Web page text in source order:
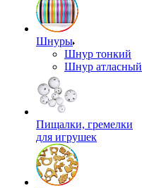
Шнуры
Шнур тонкий
Шнур атласный
Пищалки, гремелки
для игрушек